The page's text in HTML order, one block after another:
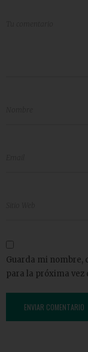
Guarda mi nombre,
para la próxima vez